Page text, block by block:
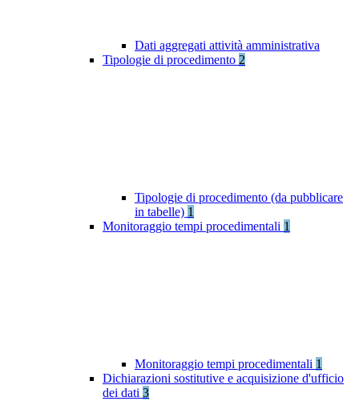
Dati aggregati attività amministrativa
Tipologie di procedimento 2
Tipologie di procedimento (da pubblicare
in tabelle) 1
Monitoraggio tempi procedimentali 1
Monitoraggio tempi procedimentali 1
Dichiarazioni sostitutive e acquisizione d'ufficio
dei dati 3